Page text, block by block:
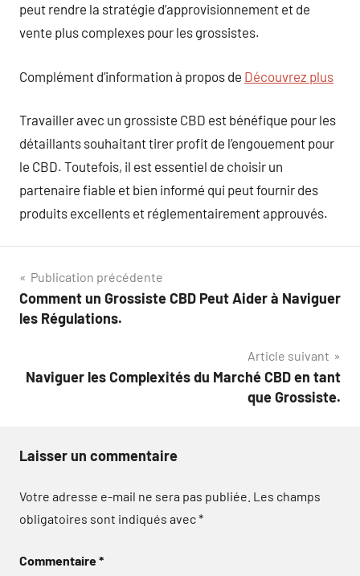
peut rendre la stratégie d’approvisionnement et de
vente plus complexes pour les grossistes.
Complément d’information à propos de Découvrez plus
Travailler avec un grossiste CBD est bénéfique pour les
détaillants souhaitant tirer profit de l’engouement pour
le CBD. Toutefois, il est essentiel de choisir un
partenaire fiable et bien informé qui peut fournir des
produits excellents et réglementairement approuvés.
Navigation
de
Publication précédente
Comment un Grossiste CBD Peut Aider à Naviguer
les Régulations.
Article suivant
Naviguer les Complexités du Marché CBD en tant
que Grossiste.
Laisser un commentaire
Votre adresse e-mail ne sera pas publiée. Les champs
obligatoires sont indiqués avec*
Commentaire*